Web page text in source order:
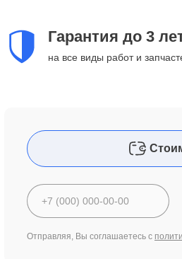
Гарантия до 3
на все виды работ и
Отправляя, Вы соглашаетесь с